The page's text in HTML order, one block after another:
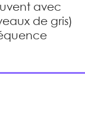
avec
de gris)